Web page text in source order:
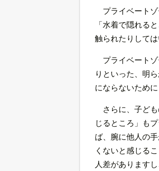
プライベート
「水着で隠れる
触られたりして
プライベート
りといった、明
にならないために
さらに、子ど
じるところ」も
ば、腕に他人の
くないと感じる
人差があります